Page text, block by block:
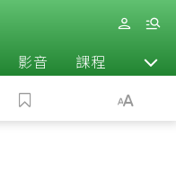
影音 課程 退休